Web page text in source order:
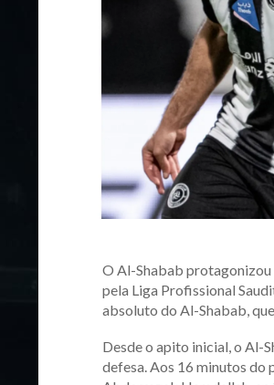
O Al-Shabab protagonizou
pela Liga Profissional
absoluto do Al-Shabab,
Desde o apito inicial, o Al-
defesa. Aos 16 minutos do